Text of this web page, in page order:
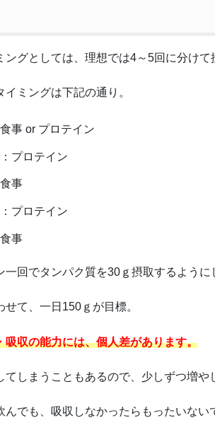
ングとしては、理想では4～5回に分けて
イミングは下記の通り。
事 or プロテイン
プロテイン
事
プロテイン
事
一回でタンパク質を30ｇ摂取するように
せて、一日150ｇが目標。
吸収の能力には、個人差があります。
てしまうこともあるので、少しずつ増や
んでも、吸収しなかったらもったいない